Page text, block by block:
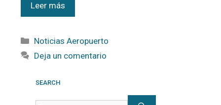
Leer más
Noticias Aeropuerto
Deja un comentario
SEARCH